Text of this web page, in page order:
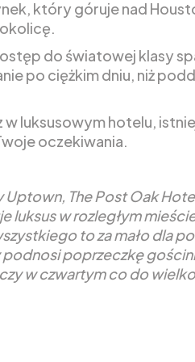
który góruje nad
do światowej klasy
po ciężkim dniu, niż
luksusowym hotelu,
oczekiwania.
The Post Oak
luksus w rozległym
to za mało dla
podnosi poprzeczkę
w czwartym co do